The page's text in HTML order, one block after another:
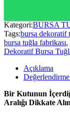
Kategori:BURSA
Tags:bursa dekoratif
bursa tuğla fabrikası,
Dekoratif Bursa
Açıklama
Bir Kutunun
Aralığı Dikkate